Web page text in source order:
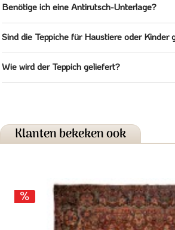
Benötige ich eine Antirutsch-Unterlage?
Sind die Teppiche für Haustiere oder Kinder
Wie wird der Teppich geliefert?
Klanten bekeken ook